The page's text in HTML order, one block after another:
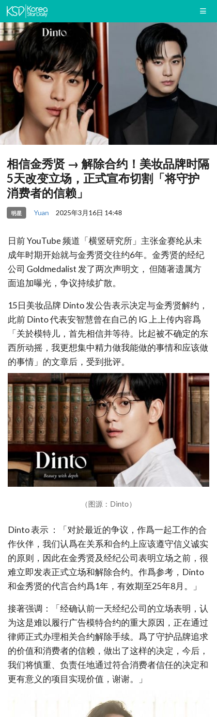
相信金秀贤 → 解除合约！美妆品牌时隔
5天改变立场，正式宣布切割「将守护
消费者的信赖」
明星 Yuan 2025年3月16日 14:48
日前 YouTube 频道「横竖研究所」主张金赛纶从未
成年时期开始就与金秀贤交往约6年。金秀贤的经纪
公司 Goldmedalist 发了两次声明文， 但随著遗属方
面追加曝光，争议持续扩散。
15日美妆品牌 Dinto 发公告表示决定与金秀贤解约，
此前 Dinto 代表安智慧曾在自己的 IG 上上传内容爲
「关於模特儿，首先相信并等待。比起被不确定的东
西所动摇，我更想集中精力做我能做的事情和应该做
的事情」的文章后，受到批评。
（图源：Dinto）
Dinto 表示 ：「对於最近的争议，作爲一起工作的合
作伙伴，我们认爲在关系和合约上应该遵守信义诚实
的原则，因此在金秀贤及经纪公司表明立场之前，很
难立即发表正式立场和解除合约。作爲参考，Dinto
和金秀贤的代言合约爲1年，有效期至25年8月。」
接著强调：「经确认前一天经纪公司的立场表明，认
为这是难以履行广告模特合约的重大原因，正在通过
律师正式办理相关合约解除手续。爲了守护品牌追求
的价值和消费者的信赖，做出了这样的决定，今后，
我们将慎重、负责任地通过符合消费者信任的决定和
更有意义的项目实现价值，谢谢。」